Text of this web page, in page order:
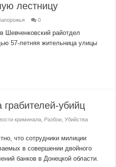
лестницу
0
Шевченковский райотдел
57-летняя жительница улицы
убийц
криминала Разбои ,Убийства
что сотрудники милиции
в совершении двойного
банков в Донецкой области.